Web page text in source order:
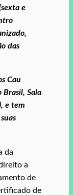
e
das
Cau
Brasil, Sala
e tem
da
a
de
de